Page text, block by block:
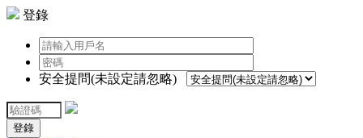
登錄
安全提問(未設定請忽略)
登錄